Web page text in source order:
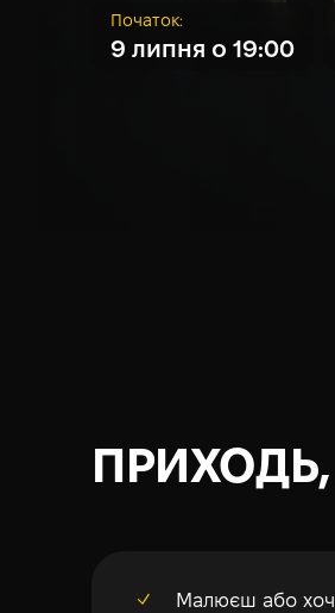
Початок:
9 липня о 19:00
Малюєш або